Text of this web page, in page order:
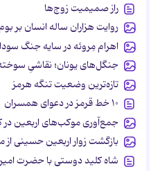
راز صمیمیت زوج‌ها
روایت هزاران ساله انسان بر
اهرام مِروئه در سایه جنگ
جنگل‌های یونان؛ نقاشیِ
تازه‌ترین وضعیت تنگه هرمز
۱۰ خط قرمز در دعوای همسران
جمع‌آوری موکب‌های اربعین در
بازگشت زوار اربعین حسینی از
شاه کلید دوستی با حضرت امیر